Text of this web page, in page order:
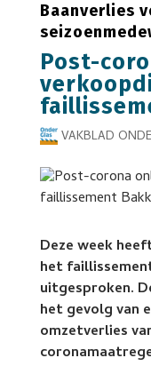
Baanverlies
Post-
VAKBLAD
Deze week
het
uitgesproken.
het gevolg van
omzetverlies